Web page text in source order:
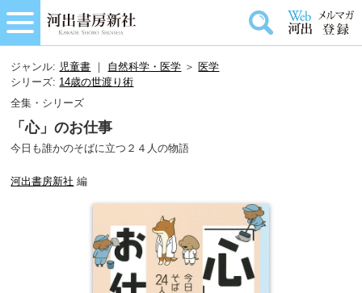
ジャンル: 児童書 ｜ 自然科学・医学 ＞ 医学
シリーズ: 14歳の世渡り術
全集・シリーズ
「心」のお仕事
今日も誰かのそばに立つ２４人の物語
河出書房新社 編